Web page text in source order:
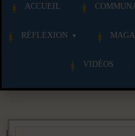
ACCUEIL
RÉFLEXION
VIDÉOS